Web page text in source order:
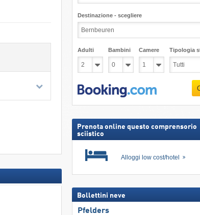
Destinazione - scegliere
Adulti Bambini Camere Tipologia
Prenota online questo comprensorio
sciistico
Alloggi low cost/hotel
Bollettini neve
Pfelders